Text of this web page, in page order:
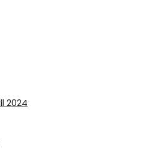
2024